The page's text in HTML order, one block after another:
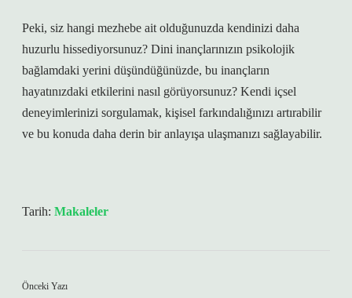
Peki, siz hangi mezhebe ait olduğunuzda kendinizi daha
huzurlu hissediyorsunuz? Dini inançlarınızın psikolojik
bağlamdaki yerini düşündüğünüzde, bu inançların
hayatınızdaki etkilerini nasıl görüyorsunuz? Kendi içsel
deneyimlerinizi sorgulamak, kişisel farkındalığınızı artırabilir
ve bu konuda daha derin bir anlayışa ulaşmanızı sağlayabilir.
Tarih: Makaleler
Önceki Yazı